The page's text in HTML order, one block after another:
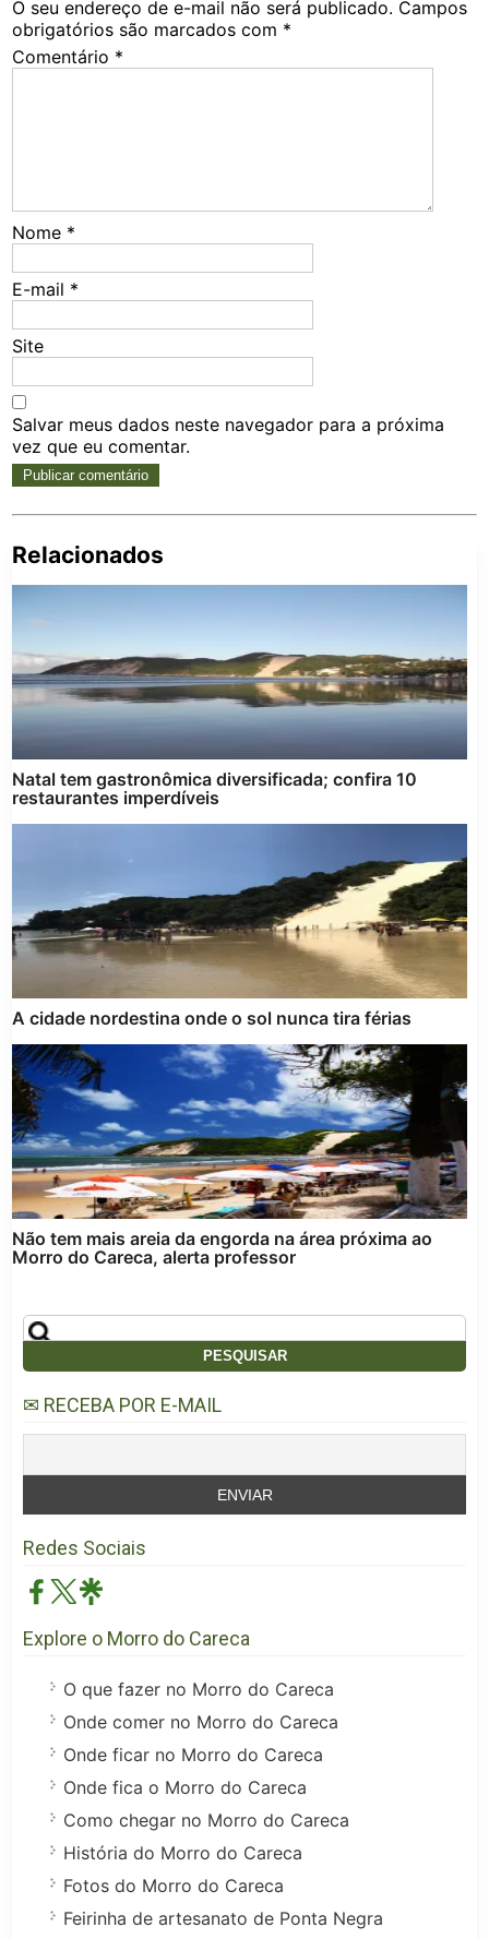
O seu endereço de e-mail não será publicado. Campos
obrigatórios são marcados com *
Comentário *
Nome *
E-mail *
Site
Salvar meus dados neste navegador para a próxima
vez que eu comentar.
Relacionados
Natal tem gastronômica diversificada; confira 10
restaurantes imperdíveis
A cidade nordestina onde o sol nunca tira férias
Não tem mais areia da engorda na área próxima ao
Morro do Careca, alerta professor
✉ RECEBA POR E-MAIL
Redes Sociais
Explore o Morro do Careca
O que fazer no Morro do Careca
Onde comer no Morro do Careca
Onde ficar no Morro do Careca
Onde fica o Morro do Careca
Como chegar no Morro do Careca
História do Morro do Careca
Fotos do Morro do Careca
Feirinha de artesanato de Ponta Negra